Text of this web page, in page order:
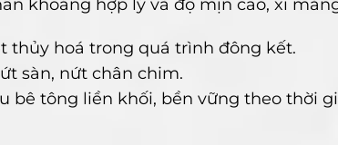
khoáng hợp lý và độ mịn cao, xi
thủy hoá trong quá trình đông kết.
sàn, nứt chân chim.
bê tông liền khối, bền vững theo thời